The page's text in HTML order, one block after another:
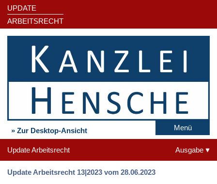
UPDATE
ARBEITSRECHT
» Zur Desktop-Ansicht Menü
Update Arbeitsrecht Ausgabe
Update Arbeitsrecht 13|2023 vom 28.06.2023